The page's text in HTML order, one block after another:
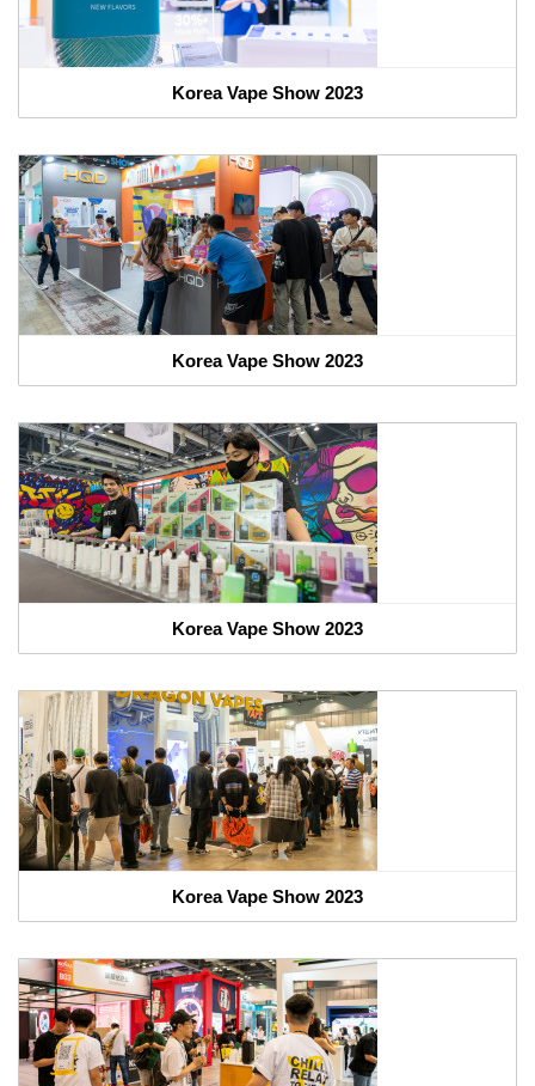
Korea Vape Show 2023
Korea Vape Show 2023
Korea Vape Show 2023
Korea Vape Show 2023